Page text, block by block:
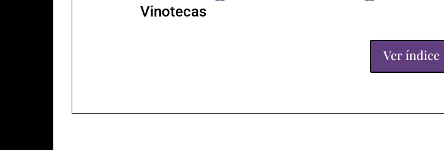
Vinotecas
Ver índice